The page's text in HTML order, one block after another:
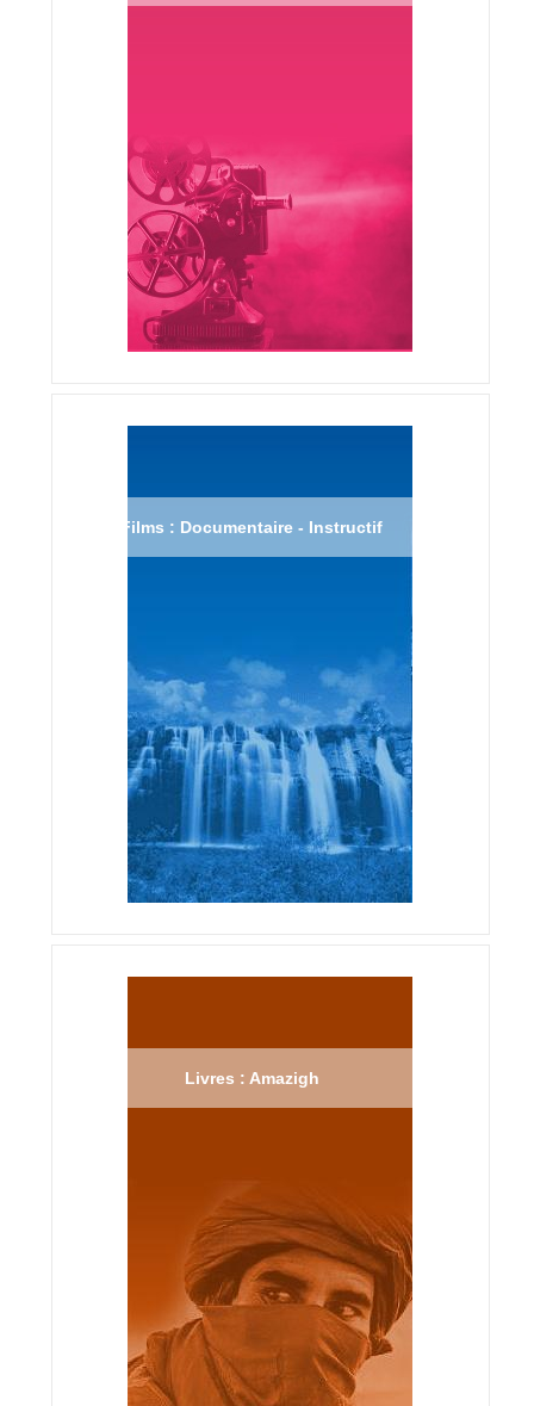
Films : Documentaire - Instructif
Livres : Amazigh